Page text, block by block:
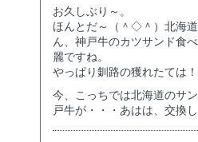
お久しぶり～。
ほんとだ～（＾◇＾）北海
ん、神戸牛のカツサンド食
麗ですね。
やっぱり釧路の獲れたては
今、こっちでは北海道のサ
戸牛が・・・あはは、交換